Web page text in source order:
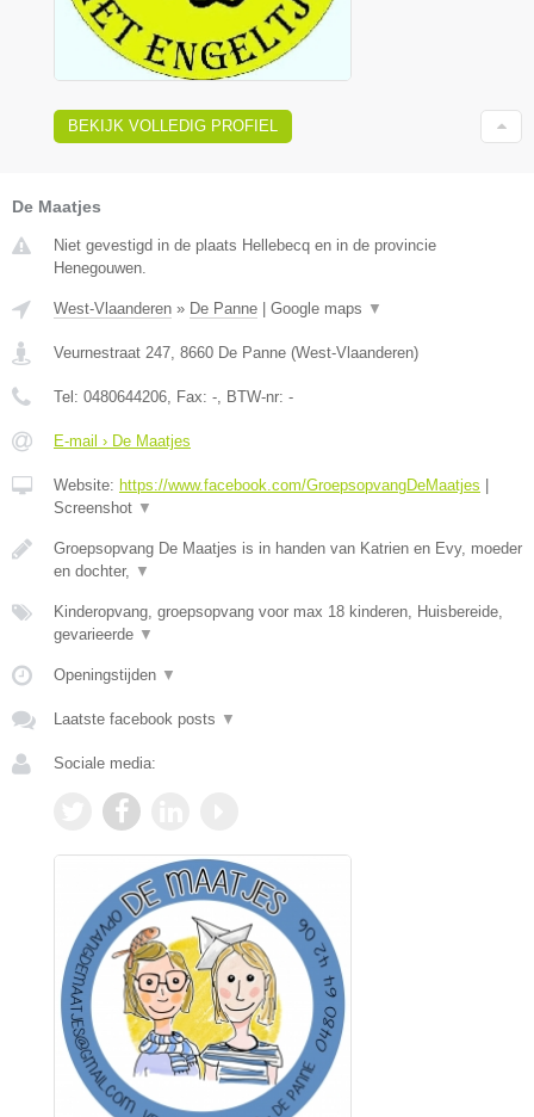
BEKIJK VOLLEDIG PROFIEL
De Maatjes
Niet gevestigd in de plaats Hellebecq en in de provincie
Henegouwen.
West-Vlaanderen » De Panne Google maps ▼
Veurnestraat 247, 8660 De Panne (West-Vlaanderen)
Tel: 0480644206, Fax: -, BTW-nr: -
E-mail › De Maatjes
Website: https://www.facebook.com/GroepsopvangDeMaatjes
Screenshot ▼
Groepsopvang De Maatjes is in handen van Katrien en Evy, moeder
en dochter, ▼
Kinderopvang, groepsopvang voor max 18 kinderen, Huisbereide,
gevarieerde ▼
Openingstijden ▼
Laatste facebook posts ▼
Sociale media: